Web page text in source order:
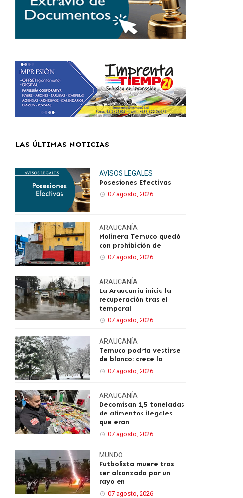
LAS ÚLTIMAS NOTICIAS
AVISOS LEGALES
Posesiones Efectivas
07 agosto, 2026
ARAUCANÍA
Molinera Temuco quedó
con prohibición de
07 agosto, 2026
ARAUCANÍA
La Araucanía inicia la
recuperación tras el
temporal
07 agosto, 2026
ARAUCANÍA
Temuco podría vestirse
de blanco: crece la
07 agosto, 2026
ARAUCANÍA
Decomisan 1,5 toneladas
de alimentos ilegales
que eran
07 agosto, 2026
MUNDO
Futbolista muere tras
ser alcanzado por un
rayo en
07 agosto, 2026